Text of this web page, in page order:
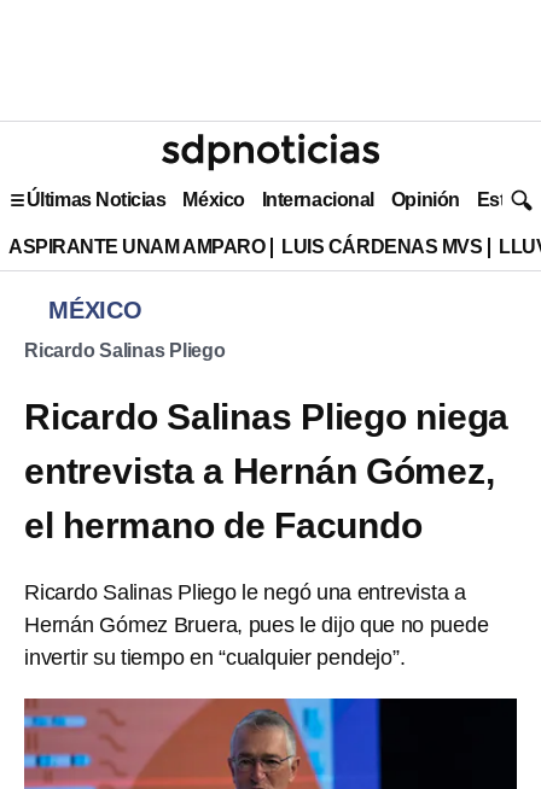
Últimas Noticias México Internacional Opinión Estilo
ASPIRANTE UNAM AMPARO LUIS CÁRDENAS MVS
MÉXICO
Ricardo Salinas Pliego
Ricardo Salinas Pliego niega
entrevista a Hernán Gómez,
el hermano de Facundo
Ricardo Salinas Pliego le negó una entrevista a
Hernán Gómez Bruera, pues le dijo que no puede
invertir su tiempo en “cualquier pendejo”.